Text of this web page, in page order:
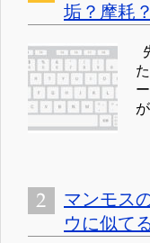
垢？摩耗
マンモス
ウに似て